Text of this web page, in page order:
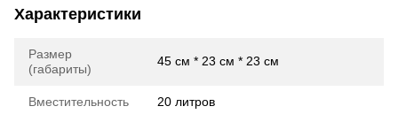
Характеристики
Размер
(габариты)
45 см * 23 см * 23 см
Вместительность 20 литров